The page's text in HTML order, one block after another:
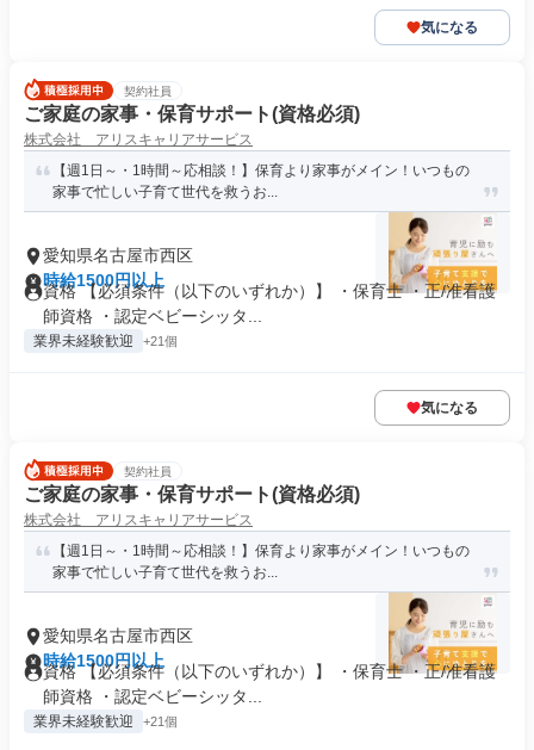
気になる
契約社員
ご家庭の家事・保育サポート(資格必須)
株式会社 アリスキャリアサービス
【週1日～・1時間～応相談！】保育より家事がメイン！いつもの
家事で忙しい子育て世代を救うお...
愛知県名古屋市西区
時給1500円以上
資格 【必須条件（以下のいずれか）】 ・保育士 ・正/准看護
師資格 ・認定ベビーシッタ...
業界未経験歓迎 +21個
気になる
契約社員
ご家庭の家事・保育サポート(資格必須)
株式会社 アリスキャリアサービス
【週1日～・1時間～応相談！】保育より家事がメイン！いつもの
家事で忙しい子育て世代を救うお...
愛知県名古屋市西区
時給1500円以上
資格 【必須条件（以下のいずれか）】 ・保育士 ・正/准看護
師資格 ・認定ベビーシッタ...
業界未経験歓迎 +21個